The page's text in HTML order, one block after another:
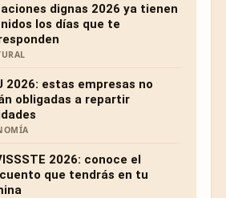
dignas 2026 ya tienen
los días que te
2026: estas empresas no
obligadas a repartir
2026: conoce el
que tendrás en tu